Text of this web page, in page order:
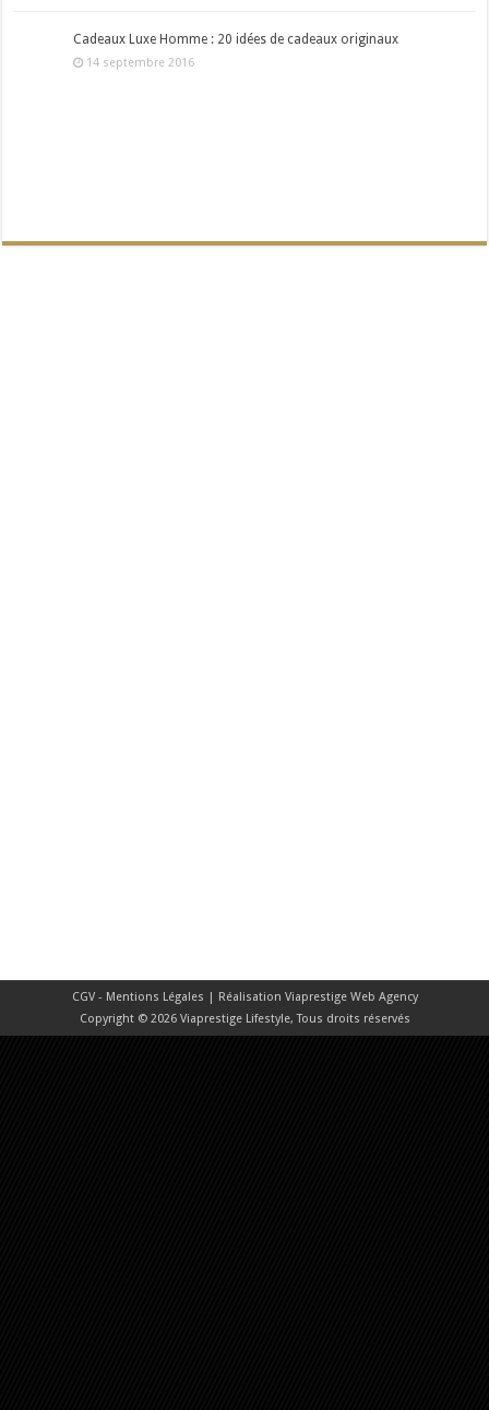
Cadeaux Luxe Homme : 20 idées de cadeaux originaux
14 septembre 2016
CGV - Mentions Légales | Réalisation Viaprestige Web Agency
Copyright © 2026 Viaprestige Lifestyle, Tous droits réservés